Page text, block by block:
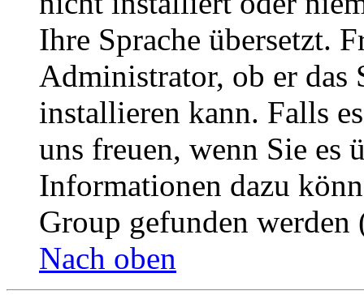
Ihre Sprache übersetzt.
Administrator, ob er das
installieren kann. Falls
uns freuen, wenn Sie es
Informationen dazu
Group gefunden
Nach oben